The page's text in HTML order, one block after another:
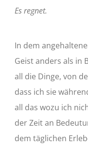
Es regnet.
In dem
Geist anders als in
all die Dinge, von
dass ich sie
all das wozu ich
der Zeit an
dem täglichen